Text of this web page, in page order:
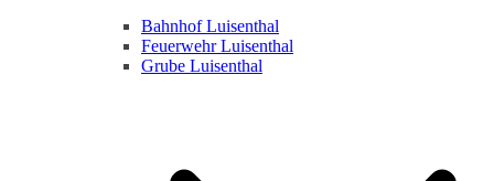
Bahnhof Luisenthal
Feuerwehr Luisenthal
Grube Luisenthal